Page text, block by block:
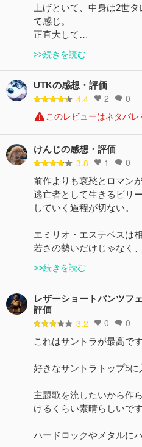
上げといて、中身は2世
て感じ。
正直大して…
>>続きを読む
UTKの感想・評価
4.4 2 0
このレビューはネタバレ
けんじの感想・評価
3.8 1 0
前作よりも哀愁とロマン
逃亡者として生きるビリ
していく過程が切ない。
エミリオ・エステベスは
若さの勢いだけじゃなく
>>続きを読む
レザーショートパンツフ
評価
3.2 0 0
これはサントラが最高で
好きなサントラトップ5に
主題歌を流したいから作
けるくらい素晴らしいです
ハードロックやメタルに